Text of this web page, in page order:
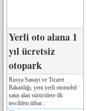
Yerli oto alana 1
yıl ücretsiz
otopark
Rusya Sanayi ve Ticaret
Bakanlığı, yeni yerli otomobil
satın alan sürücülere ilk
tescilden itibar...